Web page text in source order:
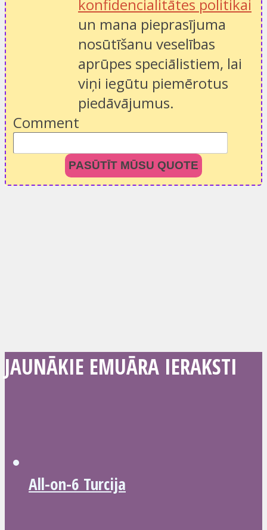
konfidencialitātes politikai
un mana pieprasījuma
nosūtīšanu veselības
aprūpes speciālistiem, lai
viņi iegūtu piemērotus
piedāvājumus.
Comment
PASŪTĪT MŪSU QUOTE
JAUNĀKIE EMUĀRA IERAKSTI
All-on-6 Turcija